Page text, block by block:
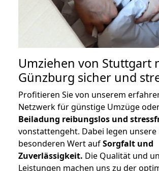
Umziehen von Stuttgart
Günzburg sicher und
Profitieren Sie von unserem
Netzwerk für günstige Umzüge
Beiladung reibungslos und
vonstattengeht. Dabei legen
besonderen Wert aufSorgfalt und
Zuverlässigkeit. Die Qualität und
Leistungen machen uns zu der